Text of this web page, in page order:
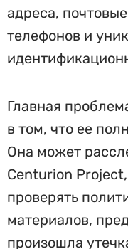
адреса,
телефонов и
Главная
в том, что ее
Она может
Centurion
проверять
материалов,
произошла